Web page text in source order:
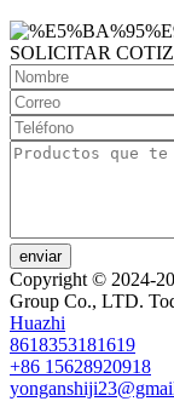
SOLICITAR
enviar
Copyright © 2024-
Group Co., LTD.
Huazhi
8618353181619
+86 15628920918